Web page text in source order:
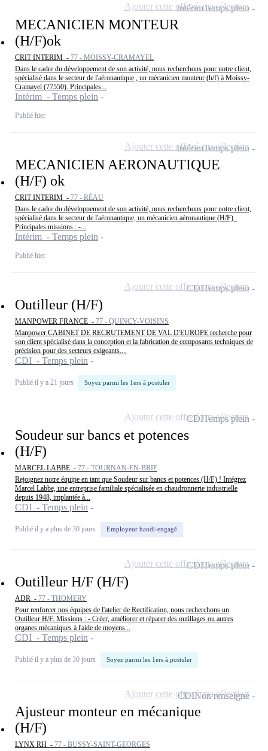
MECANICIEN MONTEUR
(H/F)ok
CRIT INTERIM - 77 - MOISSY-CRAMAYEL
Dans le cadre du développement de son activité, nous recherchons pour notre client,
spécialisé dans le secteur de l'aéronautique , un mécanicien monteur (h/f) à Moissy-
Cramayel (77550). Principales...
Intérim - Temps plein
Publié hier
IntérimTemps plein
Ajouter cette offre à ma sélection
MECANICIEN AERONAUTIQUE
(H/F) ok
CRIT INTERIM - 77 - RÉAU
Dans le cadre du développement de son activité, nous recherchons pour notre client,
spécialisé dans le secteur de l'aéronautique, un mécanicien aéronautique (H/F) .
Principales missions : -...
Intérim - Temps plein
Publié hier
IntérimTemps plein
Ajouter cette offre à ma sélection
Outilleur (H/F)
MANPOWER FRANCE - 77 - QUINCY-VOISINS
Manpower CABINET DE RECRUTEMENT DE VAL D'EUROPE recherche pour
son client spécialisé dans la conception et la fabrication de composants techniques de
précision pour des secteurs exigeants....
CDI - Temps plein
Publié il y a 21 jours Soyez parmi les 1ers à postuler
CDITemps plein
Ajouter cette offre à ma sélection
Soudeur sur bancs et potences
(H/F)
MARCEL LABBE - 77 - TOURNAN-EN-BRIE
Rejoignez notre équipe en tant que Soudeur sur bancs et potences (H/F) ! Intégrez
Marcel Labbe, une entreprise familiale spécialisée en chaudronnerie industrielle
depuis 1948, implantée à...
CDI - Temps plein
Publié il y a plus de 30 jours Employeur handi-engagé
CDITemps plein
Ajouter cette offre à ma sélection
Outilleur H/F (H/F)
ADR - 77 - THOMERY
Pour renforcer nos équipes de l'atelier de Rectification, nous recherchons un
Outilleur H/F. Missions : - Créer, améliorer et réparer des outillages ou autres
organes mécaniques à l'aide de moyens...
CDI - Temps plein
Publié il y a plus de 30 jours Soyez parmi les 1ers à postuler
CDITemps plein
Ajouter cette offre à ma sélection
Ajusteur monteur en mécanique
(H/F)
LYNX RH - 77 - BUSSY-SAINT-GEORGES
CDINon renseigné
Ajouter cette offre à ma sélection